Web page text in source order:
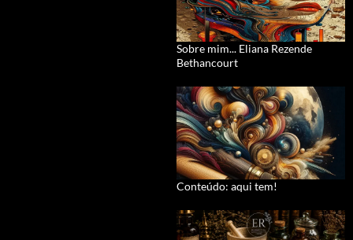
Sobre mim... Eliana Rezende
Bethancourt
Conteúdo: aqui tem!